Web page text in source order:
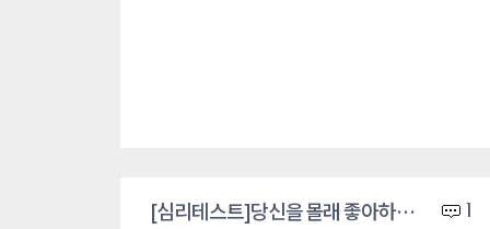
[심리테스트]당신을 몰래 좋아하는 사람은 몇명일까요? 1